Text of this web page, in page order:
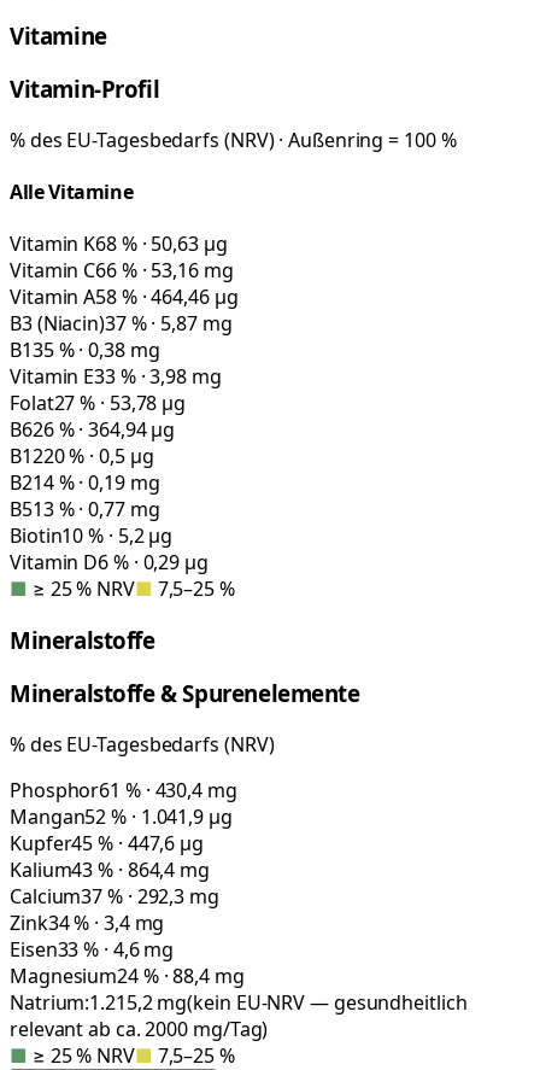
Vitamine
Vitamin-Profil
% des EU-Tagesbedarfs (NRV) · Außenring = 100 %
Alle Vitamine
Vitamin K68 % · 50,63 µg
Vitamin C66 % · 53,16 mg
Vitamin A58 % · 464,46 µg
B3 (Niacin)37 % · 5,87 mg
B135 % · 0,38 mg
Vitamin E33 % · 3,98 mg
Folat27 % · 53,78 µg
B626 % · 364,94 µg
B1220 % · 0,5 µg
B214 % · 0,19 mg
B513 % · 0,77 mg
Biotin10 % · 5,2 µg
Vitamin D6 % · 0,29 µg
■ ≥ 25 % NRV■ 7,5–25 %
Mineralstoffe
Mineralstoffe & Spurenelemente
% des EU-Tagesbedarfs (NRV)
Phosphor61 % · 430,4 mg
Mangan52 % · 1.041,9 µg
Kupfer45 % · 447,6 µg
Kalium43 % · 864,4 mg
Calcium37 % · 292,3 mg
Zink34 % · 3,4 mg
Eisen33 % · 4,6 mg
Magnesium24 % · 88,4 mg
Natrium:1.215,2mg(kein EU-NRV — gesundheitlich
relevant ab ca. 2000 mg/Tag)
■ ≥ 25 % NRV■ 7,5–25 %